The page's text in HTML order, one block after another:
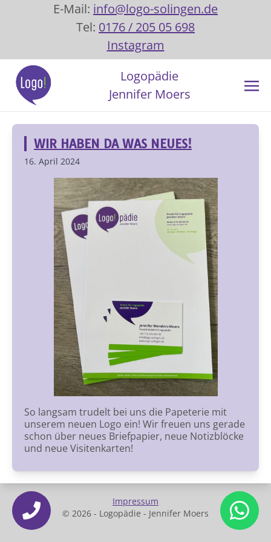
E-Mail: info@logo-solingen.de
Tel: 0176 / 205 05 698
Instagram
Logopädie
Jennifer Moers
WIR HABEN DA WAS NEUES!
16. April 2024
So langsam trudelt bei uns die Papeterie mit
unserem neuen Logo ein! Wir freuen uns gerade
schon über neues Briefpapier, neue Notizblöcke
und neue Visitenkarten!
Impressum
© 2026 - Logopädie - Jennifer Moers